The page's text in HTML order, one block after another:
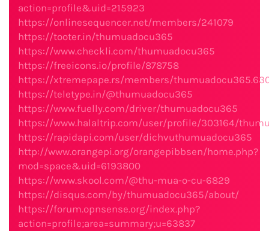
action=profile&uid=215923
https://onlinesequencer.net/members/241079
https://tooter.in/thumuadocu365
https://www.checkli.com/thumuadocu365
https://freeicons.io/profile/878758
https://xtremepape.rs/members/
https://teletype.in/@thumuadocu365
https://www.fuelly.com/driver/thumuadocu365
https://www.halaltrip.com/user/profile/303164/
https://rapidapi.com/user/dichvuthumuadocu365
http://www.orangepi.org/orangepibbsen/home.php?
mod=space&uid=6193800
https://www.skool.com/@thu-mua-o-cu-6829
https://disqus.com/by/thumuadocu365/about/
https://forum.opnsense.org/index.php?
action=profile;area=summary;u=63837